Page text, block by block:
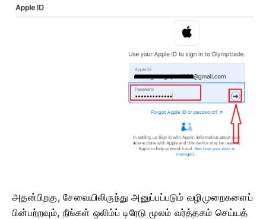
அதன்பிறகு, சேவையிலிருந்து அனுப்பப்படும் வழிமுறைகளைப்
பின்பற்றவும், நீங்கள் ஒலிம்ப் டிரேடு மூலம் வர்த்தகம் செய்யத்